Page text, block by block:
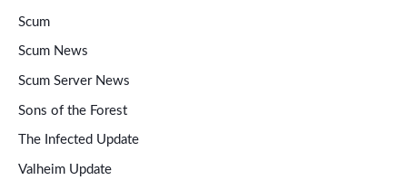
Scum
Scum News
Scum Server News
Sons of the Forest
The Infected Update
Valheim Update